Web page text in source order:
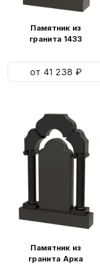
Памятник из
гранита 1433
от 41 238 ₽
Памятник из
гранита Арка